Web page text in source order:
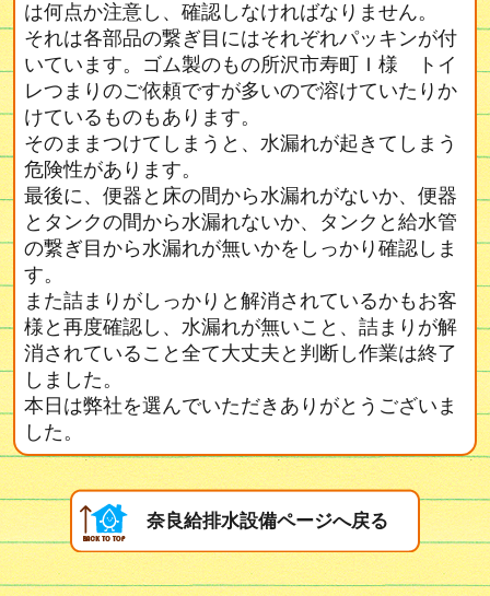
は何点か注意し、確認しなければなりません。
それは各部品の繋ぎ目にはそれぞれパッキンが付
いています。ゴム製のもの所沢市寿町Ｉ様 トイ
レつまりのご依頼ですが多いので溶けていたりか
けているものもあります。
そのままつけてしまうと、水漏れが起きてしまう
危険性があります。
最後に、便器と床の間から水漏れがないか、便器
とタンクの間から水漏れないか、タンクと給水管
の繋ぎ目から水漏れが無いかをしっかり確認しま
す。
また詰まりがしっかりと解消されているかもお客
様と再度確認し、水漏れが無いこと、詰まりが解
消されていること全て大丈夫と判断し作業は終了
しました。
本日は弊社を選んでいただきありがとうございま
した。
奈良給排水設備ページへ戻る